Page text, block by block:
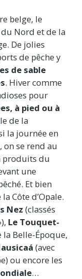
belge, le
Nord et de la
De jolies
de pêche y
de sable
. Hiver comme
pour
à pied ou à
de la
la journée en
on se rend au
produits du
une
Et bien
Côte d’Opale.
Nez (classés
Le Touquet-
Belle-Époque,
(avec
ou encore les
…